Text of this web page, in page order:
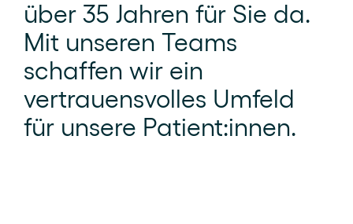
über 35 Jahren für Sie da.
Mit unseren Teams
schaffen wir ein
vertrauensvolles Umfeld
für unsere Patient:innen.